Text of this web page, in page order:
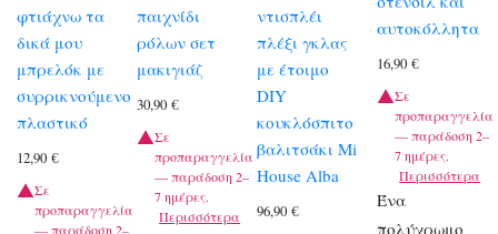
φτιάχνω τα
δικά μου
μπρελόκ με
συρρικνούμενο
πλαστικό
12,90 €
Σε
προπαραγγελία
— παράδοση 2–
παιχνίδι
ρόλων σετ
μακιγιάζ
30,90€
Σε
προπαραγγελία
— παράδοση 2–
7 ημέρες.
Περισσότερα
ντισπλέι
πλέξι γκλας
με έτοιμο
DIY
κουκλόσπιτο
βαλιτσάκι Mi
House Alba
96,90€
αυτοκόλλητα
16,90€
Σε
προπαραγγελία
— παράδοση 2–
7 ημέρες.
Περισσότερα
Ένα
πολύχρωμο